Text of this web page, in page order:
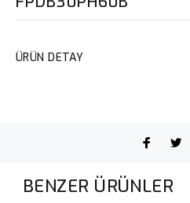
ÜRÜN DETAY
BENZER ÜRÜNLER